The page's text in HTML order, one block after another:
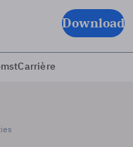
Download
Carrière